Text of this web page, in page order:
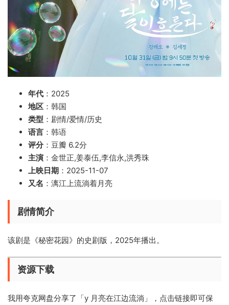
年代 ：2025
地区 ：韩国
类型 ：剧情/爱情/历史
语言 ：韩语
评分：豆瓣 6.2分
主演 ：金世正,姜泰伍,李信永,洪秀珠
上映日期 ：2025-11-07
又名 ：漓江上流淌着月亮
剧情简介
该剧是《秘密花园》的史剧版，2025年播出。
资源下载
我用夸克网盘分享了「y 月亮在江边流淌」，点击链接即可保